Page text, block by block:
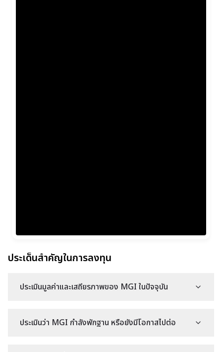
ประเด็นสำคัญในการลงทุน
ประเมินมูลค่าและเสถียรภาพของ MGI ในปัจจุบัน
ประเมินว่า MGI กำลังพักฐาน หรือยังมีโอกาสไปต่อ